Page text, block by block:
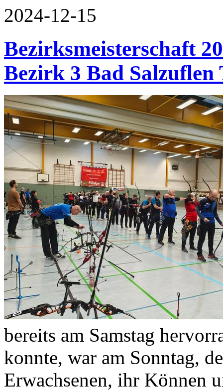
2024-12-15
Bezirksmeisterschaft
Bezirk 3 Bad Salzuflen
bereits am Samstag
konnte, war am Sonntag,
Erwachsenen, ihr Können